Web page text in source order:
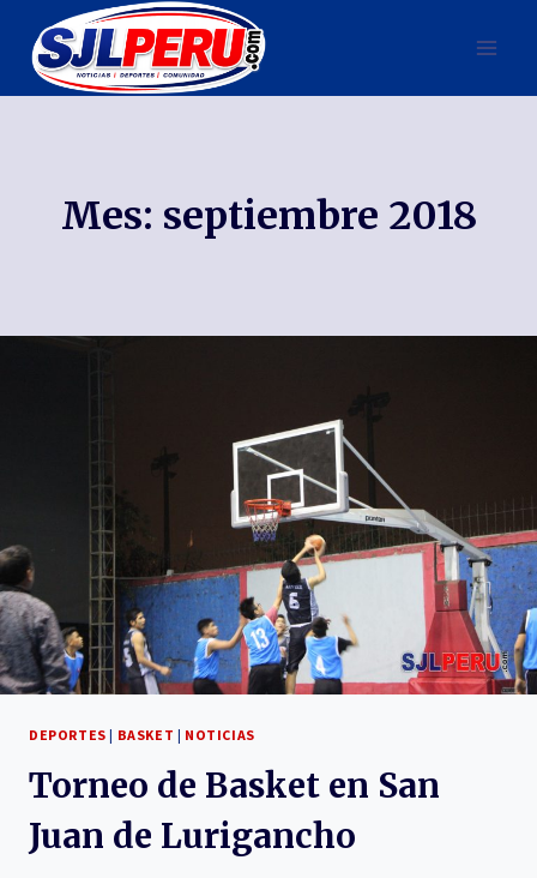
Mes: septiembre 2018
DEPORTES | BASKET | NOTICIAS
Torneo de Basket en San
Juan de Lurigancho